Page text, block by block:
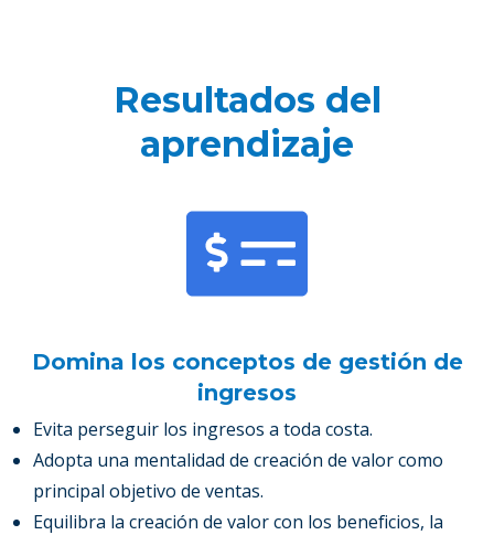
Resultados del
aprendizaje
Domina los conceptos de gestión de
ingresos
Evita perseguir los ingresos a toda costa.
Adopta una mentalidad de creación de valor como
principal objetivo de ventas.
Equilibra la creación de valor con los beneficios, la